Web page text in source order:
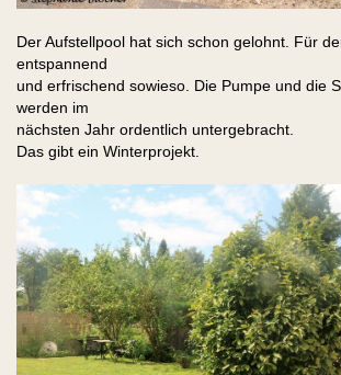
Der Aufstellpool hat sich schon gelohnt. Für
entspannend
und erfrischend sowieso. Die Pumpe und die
werden im
nächsten Jahr ordentlich untergebracht.
Das gibt ein Winterprojekt.